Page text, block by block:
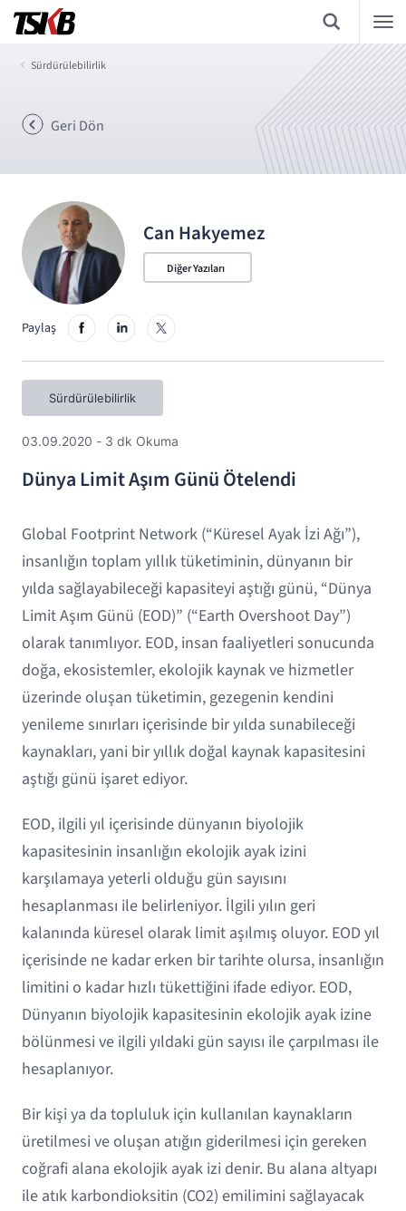
Sürdürülebilirlik
Geri Dön
Can Hakyemez
Diğer Yazıları
Paylaş
Sürdürülebilirlik
03.09.2020 - 3 dk Okuma
Dünya Limit Aşım Günü Ötelendi
Global Footprint Network (“Küresel Ayak İzi Ağı”),
insanlığın toplam yıllık tüketiminin, dünyanın bir
yılda sağlayabileceği kapasiteyi aştığı günü, “Dünya
Limit Aşım Günü (EOD)” (“Earth Overshoot Day”)
olarak tanımlıyor. EOD, insan faaliyetleri sonucunda
doğa, ekosistemler, ekolojik kaynak ve hizmetler
üzerinde oluşan tüketimin, gezegenin kendini
yenileme sınırları içerisinde bir yılda sunabileceği
kaynakları, yani bir yıllık doğal kaynak kapasitesini
aştığı günü işaret ediyor.
EOD, ilgili yıl içerisinde dünyanın biyolojik
kapasitesinin insanlığın ekolojik ayak izini
karşılamaya yeterli olduğu gün sayısını
hesaplanması ile belirleniyor. İlgili yılın geri
kalanında küresel olarak limit aşılmış oluyor. EOD yıl
içerisinde ne kadar erken bir tarihte olursa, insanlığın
limitini o kadar hızlı tükettiğini ifade ediyor. EOD,
Dünyanın biyolojik kapasitesinin ekolojik ayak izine
bölünmesi ve ilgili yıldaki gün sayısı ile çarpılması ile
hesaplanıyor.
Bir kişi ya da topluluk için kullanılan kaynakların
üretilmesi ve oluşan atığın giderilmesi için gereken
coğrafi alana ekolojik ayak izi denir. Bu alana altyapı
ile atık karbondioksitin (CO2) emilimini sağlayacak